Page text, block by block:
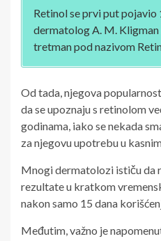
Retinol se prvi put pojavio
dermatolog A. M.
tretman pod nazivom
Od tada, njegova
da se upoznaju s retinolom
godinama, iako se nekada
za njegovu upotrebu u
Mnogi dermatolozi ističu da
rezultate u kratkom
nakon samo 15 dana
Međutim, važno je